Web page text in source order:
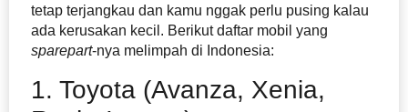
tetap terjangkau dan kamu nggak perlu pusing kalau
ada kerusakan kecil. Berikut daftar mobil yang
sparepart-nya melimpah di Indonesia:
1. Toyota (Avanza, Xenia,